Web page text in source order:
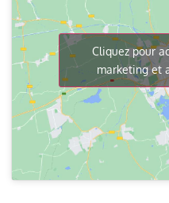
Cliquez pour
marketing et